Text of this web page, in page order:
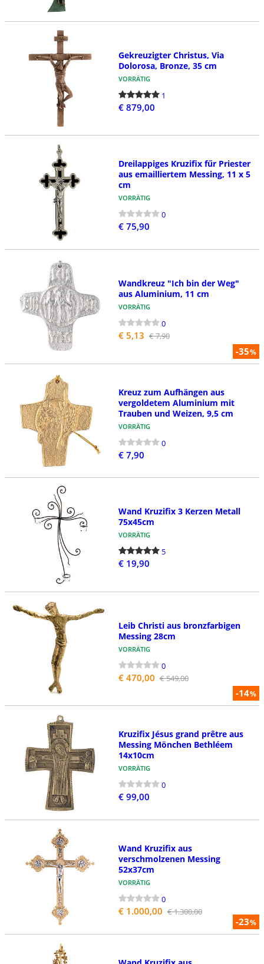
Gekreuzigter Christus, Via
Dolorosa, Bronze, 35 cm
VORRÄTIG
1
€ 879,00
Dreilappiges Kruzifix fűr Priester
aus emailliertem Messing, 11 x 5
cm
VORRÄTIG
0
€ 75,90
-35%
Wandkreuz "Ich bin der Weg"
aus Aluminium, 11 cm
VORRÄTIG
0
€ 5,13 € 7,90
Kreuz zum Aufhängen aus
vergoldetem Aluminium mit
Trauben und Weizen, 9,5 cm
VORRÄTIG
0
€ 7,90
Wand Kruzifix 3 Kerzen Metall
75x45cm
VORRÄTIG
5
€ 19,90
-14%
Leib Christi aus bronzfarbigen
Messing 28cm
VORRÄTIG
0
€ 470,00 € 549,00
Kruzifix Jésus grand prêtre aus
Messing Mönchen Bethléem
14x10cm
VORRÄTIG
0
€ 99,00
-23%
Wand Kruzifix aus
verschmolzenen Messing
52x37cm
VORRÄTIG
0
€ 1.000,00 € 1.300,00